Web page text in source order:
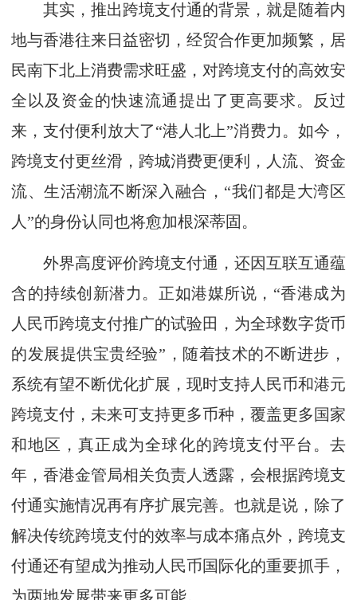
其实，推出跨境支付通的背景，就是随着内
地与香港往来日益密切，经贸合作更加频繁，居
民南下北上消费需求旺盛，对跨境支付的高效安
全以及资金的快速流通提出了更高要求。反过
来，支付便利放大了“港人北上”消费力。如今，
跨境支付更丝滑，跨城消费更便利，人流、资金
流、生活潮流不断深入融合，“我们都是大湾区
人”的身份认同也将愈加根深蒂固。
外界高度评价跨境支付通，还因互联互通蕴
含的持续创新潜力。正如港媒所说，“香港成为
人民币跨境支付推广的试验田，为全球数字货币
的发展提供宝贵经验”，随着技术的不断进步，
系统有望不断优化扩展，现时支持人民币和港元
跨境支付，未来可支持更多币种，覆盖更多国家
和地区，真正成为全球化的跨境支付平台。去
年，香港金管局相关负责人透露，会根据跨境支
付通实施情况再有序扩展完善。也就是说，除了
解决传统跨境支付的效率与成本痛点外，跨境支
付通还有望成为推动人民币国际化的重要抓手，
为两地发展带来更多可能。